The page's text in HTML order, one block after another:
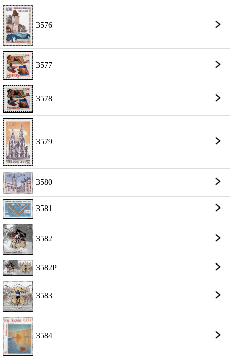
3576
3577
3578
3579
3580
3581
3582
3582P
3583
3584